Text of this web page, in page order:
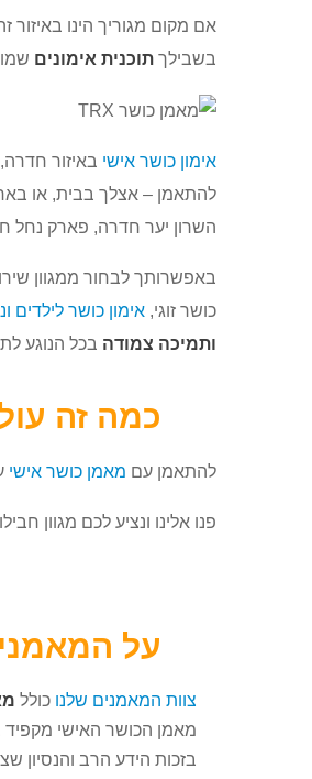
אם מקום מגוריך הינו
בשבילך תוכנית אימונים
אימון כושר אישי באיזור
להתאמן – אצלך בבית, או
השרון יער חדרה, פארק נחל
באפשרותך לבחור ממגוון
כושר זוגי, אימון כושר לילדים
ותמיכה צמודה בכל הנוגע
כמה זה
להתאמן עם מאמן כושר אישי
פנו אלינו ונציע לכם מגוון
על
צוות המאמנים שלנו כולל
מאמן הכושר האישי מקפיד
בזכות הידע הרב והנסיון